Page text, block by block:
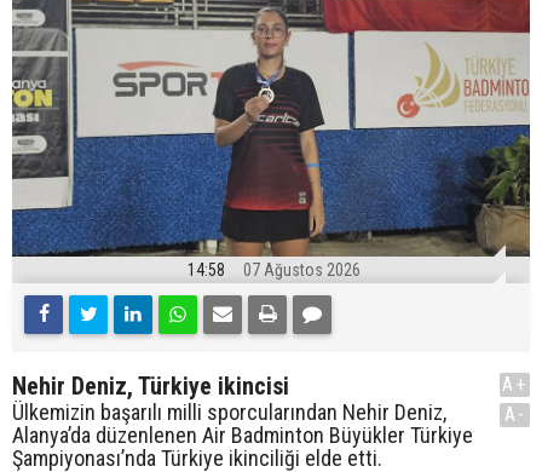
14:58 07 Ağustos 2026
Nehir Deniz, Türkiye ikincisi
Ülkemizin başarılı milli sporcularından Nehir Deniz,
Alanya’da düzenlenen Air Badminton Büyükler Türkiye
Şampiyonası’nda Türkiye ikinciliği elde etti.
A+
A-